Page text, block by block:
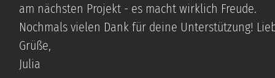
am nächsten Projekt - es macht wirklich Freude.
Nochmals vielen Dank für deine Unterstützung!
Grüße,
Julia